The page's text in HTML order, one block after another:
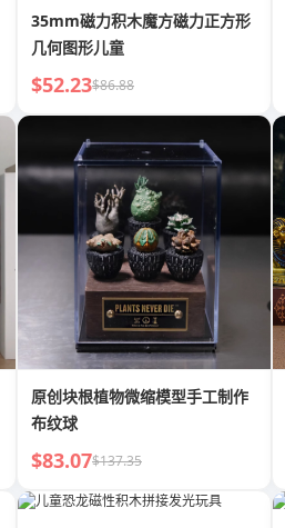
35mm磁力积木魔方磁力正方形
几何图形儿童
$52.23$86.88
原创块根植物微缩模型手工制作
布纹球
$83.07$137.35